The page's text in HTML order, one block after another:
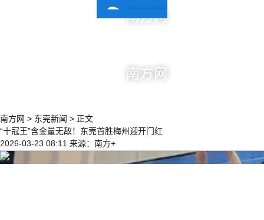
南方网 > 东莞新闻 > 正文
“十冠王”含金量无敌！东莞首胜梅州迎开门红
2026-03-23 08:11 来源：南方+